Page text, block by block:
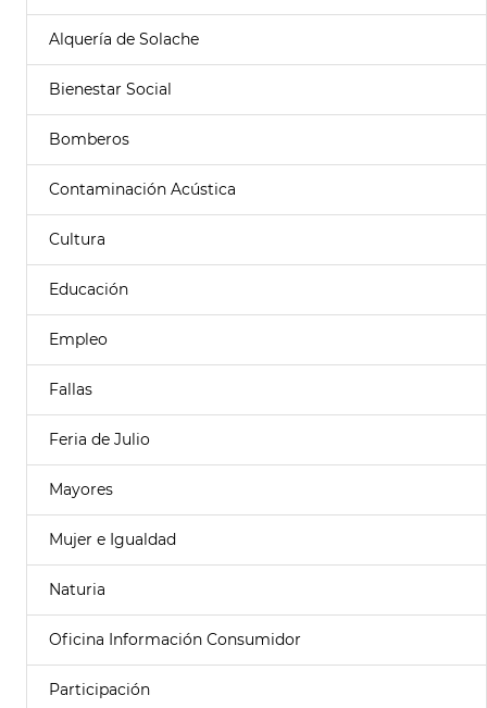
Alquería de Solache
Bienestar Social
Bomberos
Contaminación Acústica
Cultura
Educación
Empleo
Fallas
Feria de Julio
Mayores
Mujer e Igualdad
Naturia
Oficina Información Consumidor
Participación